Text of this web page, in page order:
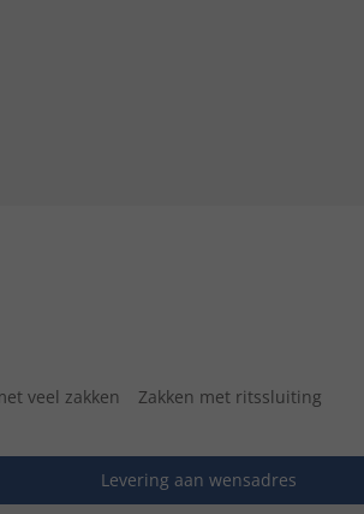
veel zakken Zakken met ritssluiting
Levering aan wensadres